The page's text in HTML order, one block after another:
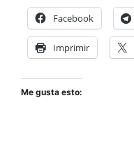
Facebook
Imprimir
Me gusta esto: